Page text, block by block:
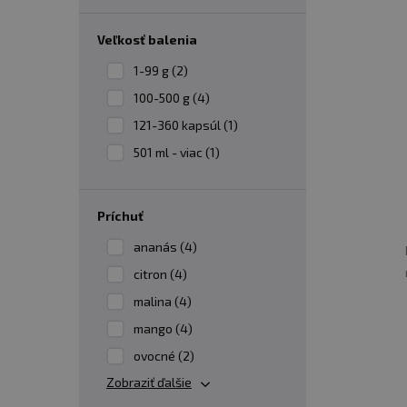
pri športoch,
doplnky NO zlepšiť prietok krvi a
Intervalový tréning:
Športovci,
NO pre lepší krvný obeh a vyšší výkon
Výkonnostný tréning a súťaže
:
výkonu a dosiahnutie optimálneho
: Účinky
Použitie NO doplnkov závisí od
Užívanie pred tréningom:
aktivity.
Zapite dostatočným množstvom
Dodržiavajte odporúčané
veľkosť balenia
1-99 g (2)
100-500 g (4)
121-360 kapsúl (1)
501 ml - viac (1)
príchuť
ananás (4)
citron (4)
malina (4)
mango (4)
ovocné (2)
Zobraziť ďalšie